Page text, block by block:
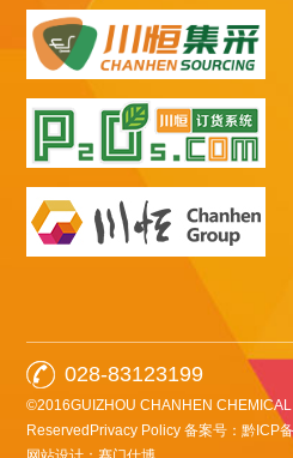
028-83123199
©2016GUIZHOU CHANHEN
ReservedPrivacy Policy备案号：黔ICP